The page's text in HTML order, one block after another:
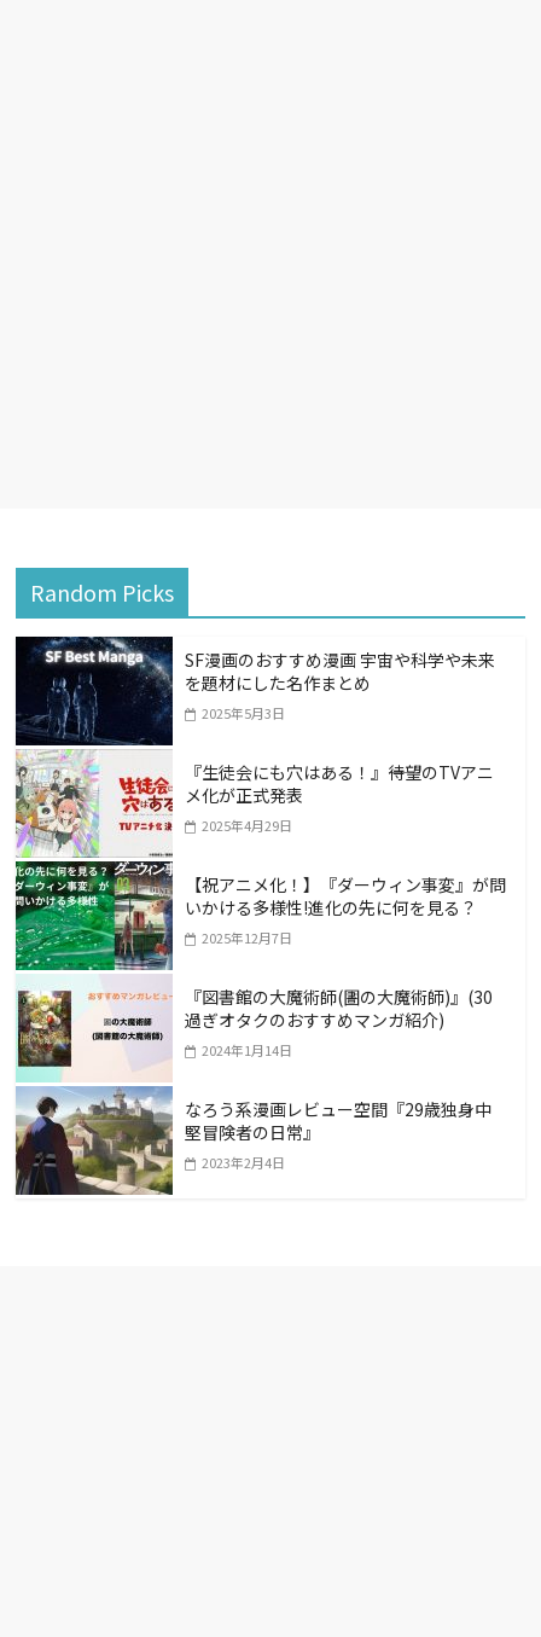
Random Picks
SF漫画のおすすめ漫画 宇宙や科学や未来
を題材にした名作まとめ
2025年5月3日
『生徒会にも穴はある！』――待望のTVアニ
メ化が正式発表
2025年4月29日
【祝アニメ化！】『ダーウィン事変』が問
いかける多様性!進化の先に何を見る？
2025年12月7日
『図書館の大魔術師(圕の大魔術師)』(30
過ぎオタクのおすすめマンガ紹介)
2024年1月14日
なろう系漫画レビュー空間『29歳独身中
堅冒険者の日常』
2023年2月4日